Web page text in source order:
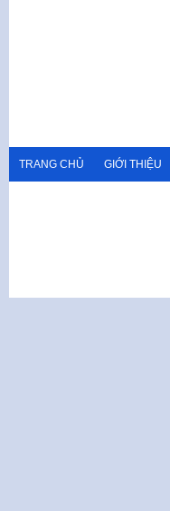
TRANG CHỦ GIỚI THIỆU